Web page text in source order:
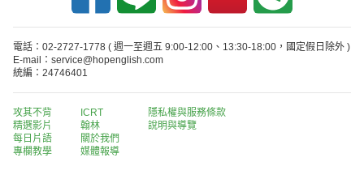
電話：02-2727-1778 ( 週一至週五 9:00-12:00、13:30-18:00，國定假日除外 )
E-mail：service@hopenglish.com
統編：24746401
攻其不背
精選影片
每日片語
專欄教學
ICRT
翰林
關於我們
媒體報導
隱私權與服務條款
說明與導覽